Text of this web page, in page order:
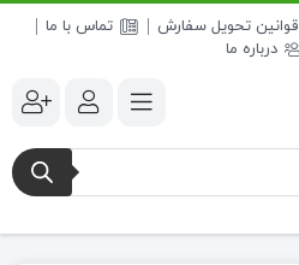
قوانین تحویل سفارش
تماس با ما
درباره ما